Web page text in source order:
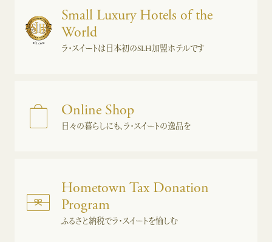
Small Luxury Hotels of the
World
ラ・スイートは日本初のSLH加盟ホテルです
Online Shop
日々の暮らしにも、ラ・スイートの逸品を
Hometown Tax Donation
Program
ふるさと納税でラ・スイートを愉しむ